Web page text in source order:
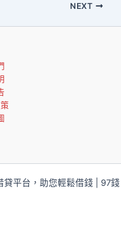
NEXT
平台，助您輕鬆借錢 | 97錢